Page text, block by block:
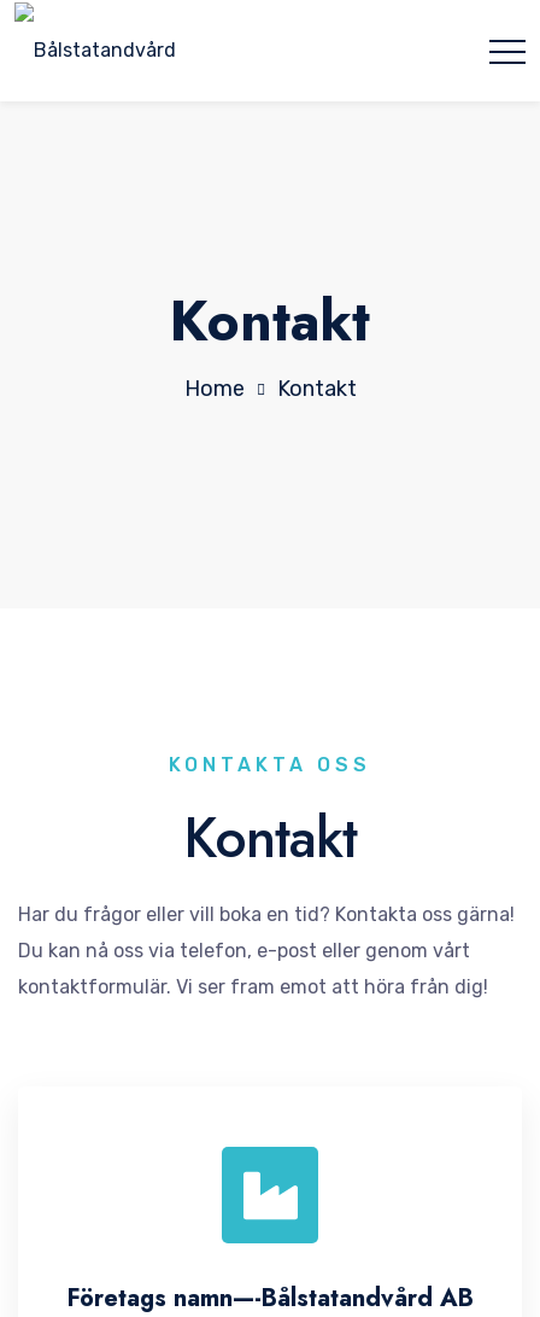
Kontakt
Home Kontakt
KONTAKTA OSS
Kontakt
Har du frågor eller vill boka en tid? Kontakta oss gärna!
Du kan nå oss via telefon, e-post eller genom vårt
kontaktformulär. Vi ser fram emot att höra från dig!
Företags namn—-Bålstatandvård AB